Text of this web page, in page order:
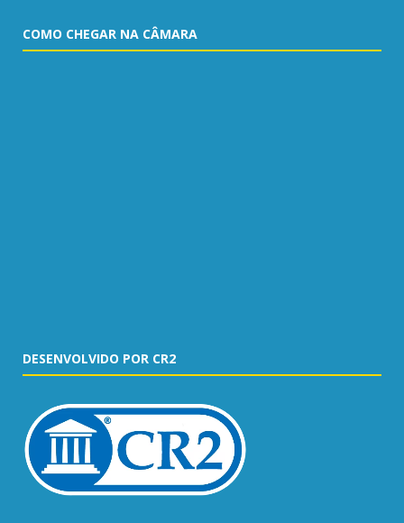
COMO CHEGAR NA CÂMARA
DESENVOLVIDO POR CR2